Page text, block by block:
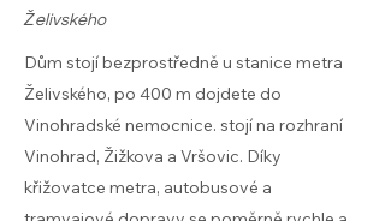
Želivského
Dům stojí bezprostředně u stanice metra
Želivského, po 400 m dojdete do
Vinohradské nemocnice. stojí na rozhraní
Vinohrad, Žižkova a Vršovic. Díky
křižovatce metra, autobusové a